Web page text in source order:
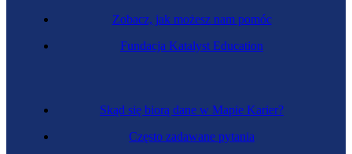
Skąd się biorą dane w Mapie Karier?
Często zadawane pytania
Zobacz, jak możesz nam pomóc
Fundacja Katalyst Education